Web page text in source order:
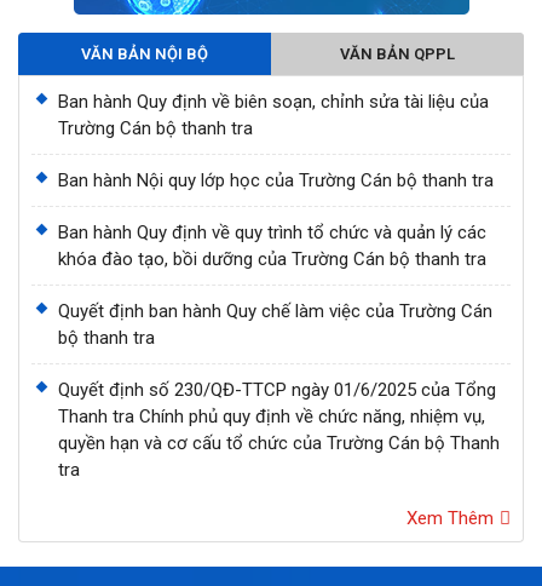
VĂN BẢN NỘI BỘ VĂN BẢN QPPL
Ban hành Quy định về biên soạn, chỉnh sửa tài liệu của
Trường Cán bộ thanh tra
Ban hành Nội quy lớp học của Trường Cán bộ thanh tra
Ban hành Quy định về quy trình tổ chức và quản lý các
khóa đào tạo, bồi dưỡng của Trường Cán bộ thanh tra
Quyết định ban hành Quy chế làm việc của Trường Cán
bộ thanh tra
Quyết định số 230/QĐ-TTCP ngày 01/6/2025 của Tổng
Thanh tra Chính phủ quy định về chức năng, nhiệm vụ,
quyền hạn và cơ cấu tổ chức của Trường Cán bộ Thanh
tra
Xem Thêm